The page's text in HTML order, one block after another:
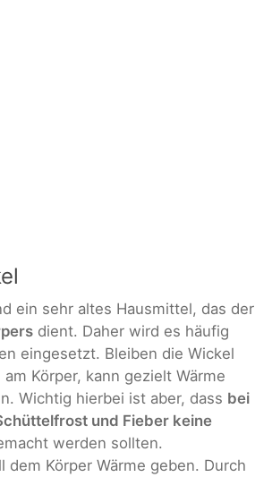
ein sehr altes Hausmittel, das der
dient. Daher wird es häufig
eingesetzt. Bleiben die Wickel
Körper, kann gezielt Wärme
Wichtig hierbei ist aber, dass bei
und Fieber keine
werden sollten.
dem Körper Wärme geben. Durch